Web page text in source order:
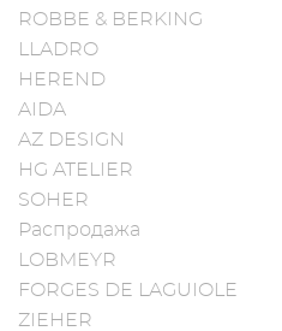
ROBBE & BERKING
LLADRO
HEREND
AIDA
AZ DESIGN
HG ATELIER
SOHER
Распродажа
LOBMEYR
FORGES DE LAGUIOLE
ZIEHER